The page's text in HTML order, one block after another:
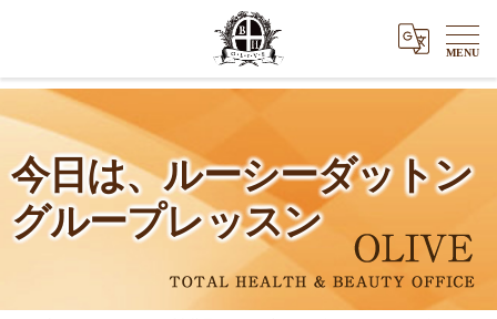
今日は、ルーシーダットン
グループレッスン